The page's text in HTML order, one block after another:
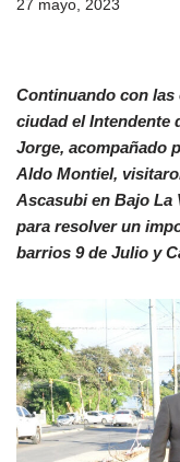
27 mayo, 2023
Continuando con las
ciudad el Intendente
Jorge, acompañado
Aldo Montiel,
Ascasubi en Bajo La
para resolver un
barrios 9 de Julio y